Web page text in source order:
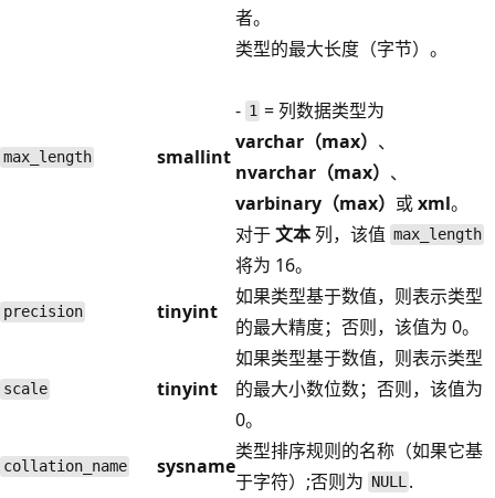
者。
max_length smallint
类型的最大长度（字节）。
- 1 = 列数据类型为
varchar（max） 、
nvarchar（max） 、
varbinary（max） 或xml。
对于文本列，该值 max_length
将为 16。
precision tinyint
如果类型基于数值，则表示类型
的最大精度；否则，该值为 0。
scale tinyint
如果类型基于数值，则表示类型
的最大小数位数；否则，该值为
0。
collation_name sysname
类型排序规则的名称（如果它基
于字符）;否则为 NULL .